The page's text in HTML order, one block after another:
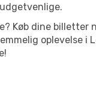
Køb dine billetter
oplevelse i